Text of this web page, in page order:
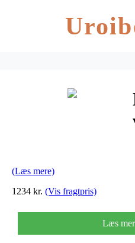
(Læs mere)
1234 kr. (Vis fragtpris)
Læs